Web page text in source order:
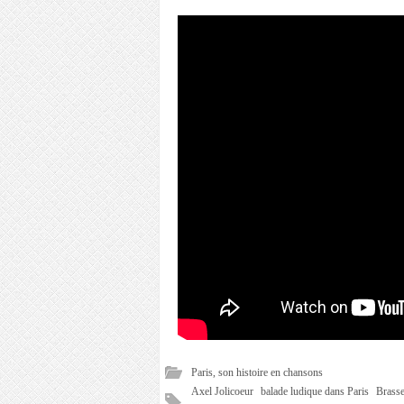
Paris, son histoire en chansons
Axel Jolicoeur balade ludique dans Paris